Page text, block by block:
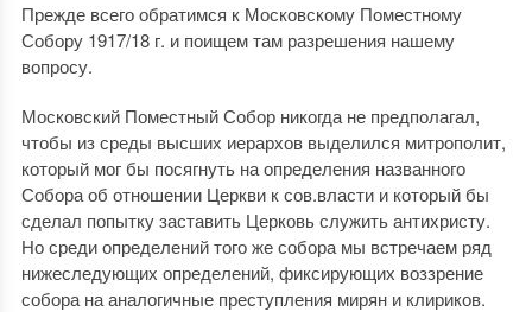
Прежде всего обратимся к Московскому Поместному
Собору 1917/18 г. и поищем там разрешения нашему
вопросу.
Московский Поместный Собор никогда не предполагал,
чтобы из среды высших иерархов выделился митрополит,
который мог бы посягнуть на определения названного
Собора об отношении Церкви к сов.власти и который бы
сделал попытку заставить Церковь служить антихристу.
Но среди определений того же собора мы встречаем ряд
нижеследующих определений, фиксирующих воззрение
собора на аналогичные преступления мирян и клириков.